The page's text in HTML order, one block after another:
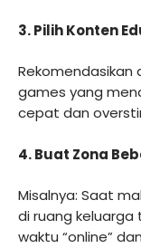
3.Pilih Konten
Rekomendasikan
games yang
cepat dan
4.Buat Zona
Misalnya: Saat
di ruang
waktu “online”